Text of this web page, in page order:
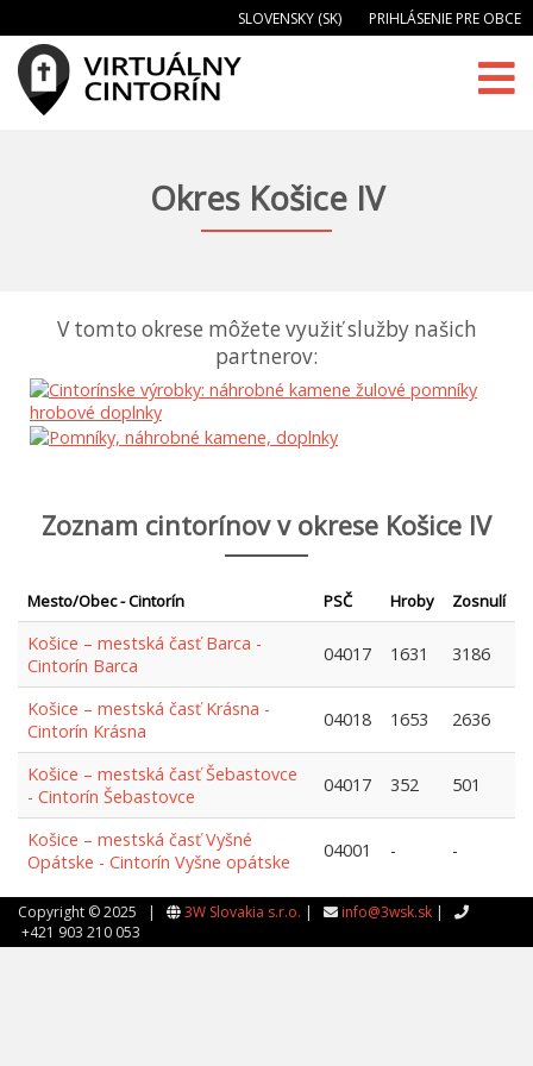
SLOVENSKY (SK) PRIHLÁSENIE PRE OBCE
Okres Košice IV
V tomto okrese môžete využiť služby našich
partnerov:
Zoznam cintorínov v okrese Košice IV
Mesto/Obec - Cintorín PSČ Hroby Zosnulí
Košice – mestská časť Barca -
Cintorín Barca
04017 1631 3186
Košice – mestská časť Krásna -
Cintorín Krásna
04018 1653 2636
Košice – mestská časť Šebastovce
- Cintorín Šebastovce
04017 352 501
Košice – mestská časť Vyšné
Opátske - Cintorín Vyšne opátske
04001 - -
Copyright © 2025 | 3W Slovakia s.r.o. | info@3wsk.sk |
+421 903 210 053